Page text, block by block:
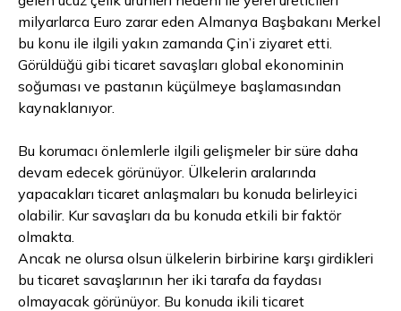
milyarlarca Euro zarar eden Almanya Başbakanı Merkel
bu konu ile ilgili yakın zamanda Çin’i ziyaret etti.
Görüldüğü gibi ticaret savaşları global ekonominin
soğuması ve pastanın küçülmeye başlamasından
kaynaklanıyor.
Bu korumacı önlemlerle ilgili gelişmeler bir süre daha
devam edecek görünüyor. Ülkelerin aralarında
yapacakları ticaret anlaşmaları bu konuda belirleyici
olabilir. Kur savaşları da bu konuda etkili bir faktör
olmakta.
Ancak ne olursa olsun ülkelerin birbirine karşı girdikleri
bu ticaret savaşlarının her iki tarafa da faydası
olmayacak görünüyor. Bu konuda ikili ticaret